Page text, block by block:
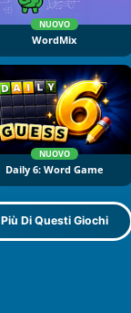
NUOVO
WordMix
NUOVO
Daily 6: Word Game
Più Di Questi Giochi